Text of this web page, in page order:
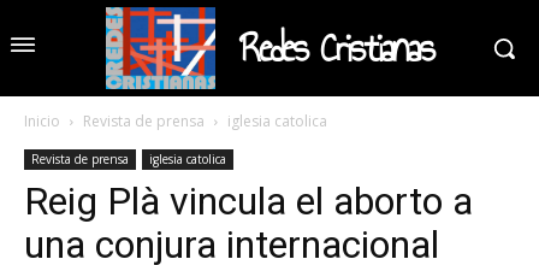
Redes Cristianas
Inicio Revista de prensa iglesia catolica
Revista de prensa iglesia catolica
Reig Plà vincula el aborto a
una conjura internacional